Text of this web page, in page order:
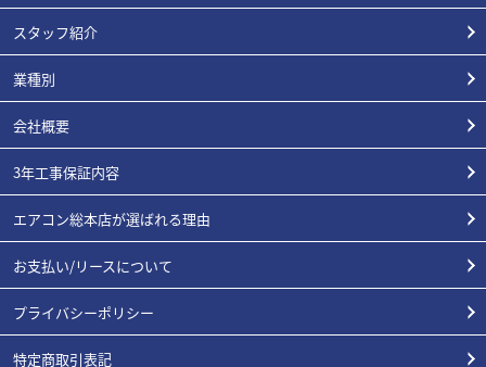
スタッフ紹介
業種別
会社概要
3年工事保証内容
エアコン総本店が選ばれる理由
お支払い/リースについて
プライバシーポリシー
特定商取引表記